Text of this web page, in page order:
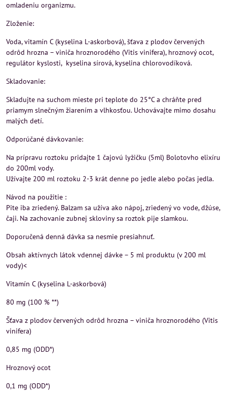
omladeniu organizmu.
Zloženie:
Voda, vitamín C (kyselina L-askorbová), šťava z plodov červených
odrôd hrozna – viniča hroznorodého (Vitis vinifera), hroznový ocot,
regulátor kyslosti, kyselina sírová, kyselina chlorovodíková.
Skladovanie:
Skladujte na suchom mieste pri teplote do 25°C a chráňte pred
priamym slnečným žiarením a vlhkosťou. Uchovávajte mimo dosahu
malých detí.
Odporúčané dávkovanie:
Na prípravu roztoku pridajte 1 čajovú lyžičku (5ml) Bolotovho elixíru
do 200ml vody.
Užívajte 200 ml roztoku 2-3 krát denne po jedle alebo počas jedla.
Návod na použitie :
Pite iba zriedený. Balzam sa užíva ako nápoj, zriedený vo vode, džúse,
čaji. Na zachovanie zubnej skloviny sa roztok pije slamkou.
Doporučená denná dávka sa nesmie presiahnuť.
Obsah aktívnych látok vdennej dávke – 5 ml produktu (v 200 ml
vody)<
Vitamín C (kyselina L-askorbová)
80 mg (100 % **)
Šťava z plodov červených odrôd hrozna – viniča hroznorodého (Vitis
vinifera)
0,85 mg (ODD*)
Hroznový ocot
0,1 mg (ODD*)